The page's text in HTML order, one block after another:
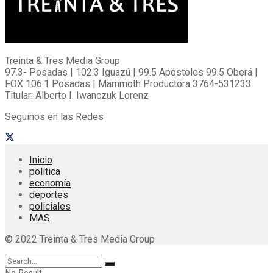
Treinta & Tres Media Group
97.3- Posadas | 102.3 Iguazú | 99.5 Apóstoles 99.5 Oberá |
FOX 106.1 Posadas | Mammoth Productora 3764-531233
Titular: Alberto I. Iwanczuk Lorenz
Seguinos en las Redes
Inicio
política
economía
deportes
policiales
MAS
© 2022 Treinta & Tres Media Group